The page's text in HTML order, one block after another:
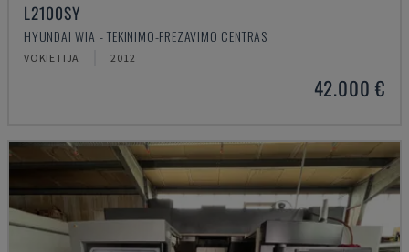
L2100SY
HYUNDAI WIA - TEKINIMO-FREZAVIMO CENTRAS
VOKIETIJA 2012
42.000 €